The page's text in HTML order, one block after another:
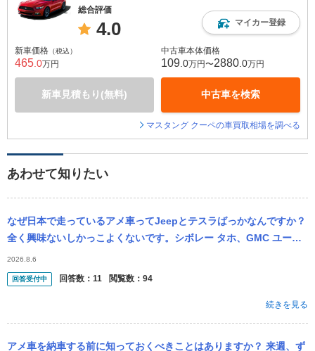
総合評価
4.0 マイカー登録
新車価格 （税込）
465 .0万円
新車見積もり(無料)
中古車本体価格
109 .0万円〜2880 .0万円
中古車を検索
マスタング クーペの車買取相場を調べる
あわせて知りたい
なぜ日本で走っているアメ車ってJeepとテスラばっかなんですか？
全く興味ないしかっこよくないです。シボレー タホ、GMC ユーコ
ン、フォード エクスプローラー、フォード マスタング、シボレー
...
2026.8.6
回答受付中 回答数： 11 閲覧数： 94
続きを見る
アメ車を納車する前に知っておくべきことはありますか？ 来週、ず